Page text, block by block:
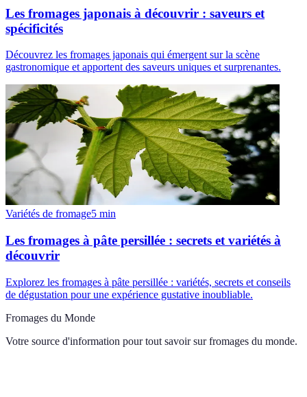
Les fromages japonais à découvrir : saveurs et
spécificités
Découvrez les fromages japonais qui émergent sur la scène
gastronomique et apportent des saveurs uniques et surprenantes.
Variétés de fromage5 min
Les fromages à pâte persillée : secrets et variétés à
découvrir
Explorez les fromages à pâte persillée : variétés, secrets et conseils
de dégustation pour une expérience gustative inoubliable.
Fromages du Monde
Votre source d'information pour tout savoir sur fromages du monde.